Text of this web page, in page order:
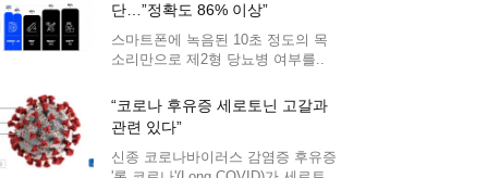
단…”정확도 86% 이상”
스마트폰에 녹음된 10초 정도의 목
소리만으로 제2형 당뇨병 여부를..
“코로나 후유증 세로토닌 고갈과
관련 있다”
신종 코로나바이러스 감염증 후유증